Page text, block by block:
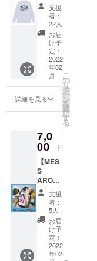
い。
リーブT
シャ
ツ】
Shohei
（DON
KARNA
GE、
over
head
kick
girl)デ
ザイン
のロン
リーブT
シャツ
です。
ボ
ディ：
ギルダ
ン 6.0oz
ウルト
ラコッ
トン ロ
ングス
リーブ
Tシャツ
支援
者：
22人
お届
け予
定：
2022
年02
月
詳細を見る
こ
の
リ
タ
ー
ン
を
選
択
す
る
7,0
00 円
【MES
S
AROUN
D×PIGS
TYコラ
ボ
トート
バッ
グ】 札
幌の
ロック
支援
者：
5人
お届
け予
定：
2022
年02